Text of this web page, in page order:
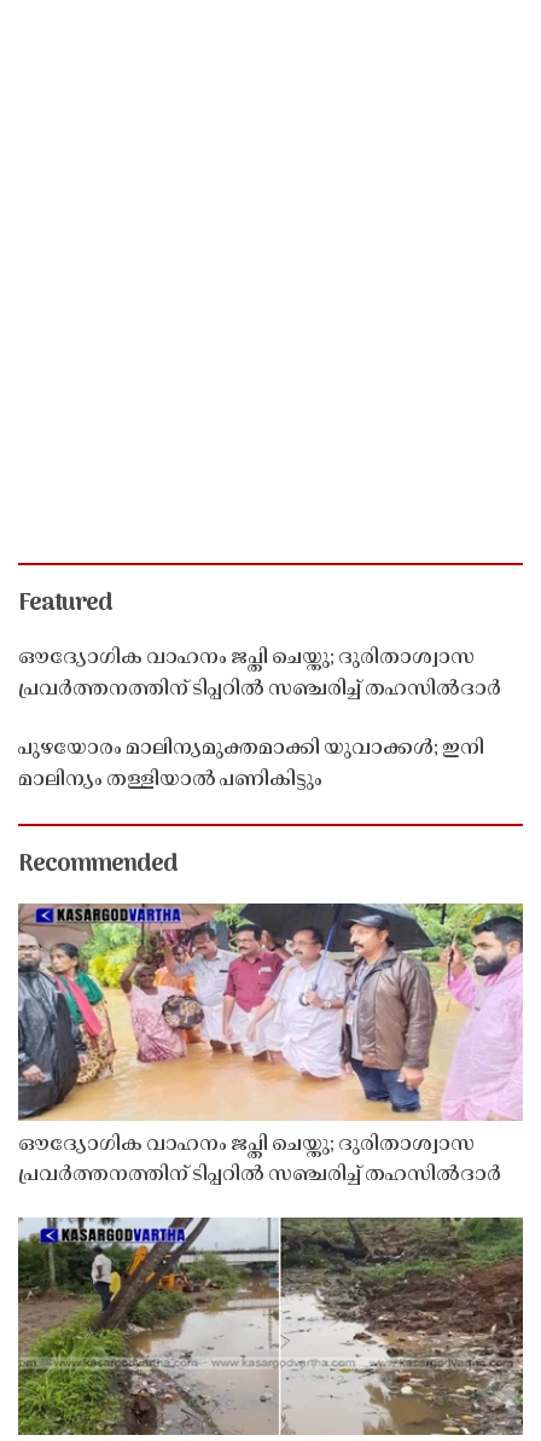
Featured
ഔദ്യോഗിക വാഹനം ജപ്തി ചെയ്തു; ദുരിതാശ്വാസ
പ്രവർത്തനത്തിന് ടിപ്പറിൽ സഞ്ചരിച്ച് തഹസിൽദാർ
പുഴയോരം മാലിന്യമുക്തമാക്കി യുവാക്കൾ; ഇനി
മാലിന്യം തള്ളിയാൽ പണികിട്ടും
Recommended
ഔദ്യോഗിക വാഹനം ജപ്തി ചെയ്തു; ദുരിതാശ്വാസ
പ്രവർത്തനത്തിന് ടിപ്പറിൽ സഞ്ചരിച്ച് തഹസിൽദാർ